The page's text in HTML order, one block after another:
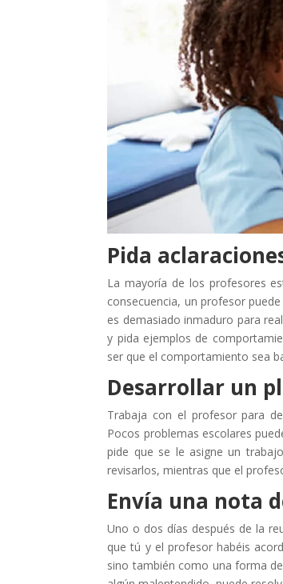
Pida
La mayoría de los profesores
consecuencia, un profesor
es demasiado inmaduro para
y pida ejemplos de
ser que el comportamiento sea
Desarrollar un
Trabaja con el profesor para
Pocos problemas escolares
pide que se le asigne un
revisarlos, mientras que el
Envía una nota
Uno o dos días después de la
que tú y el profesor habéis
sino también como una forma